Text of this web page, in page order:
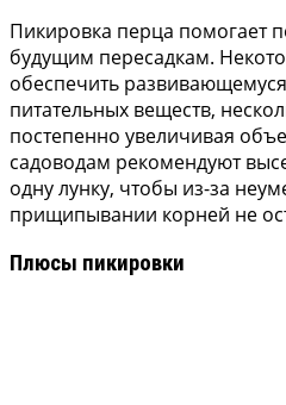
Пикировка перца помогает
будущим пересадкам.
обеспечить
питательных веществ,
постепенно увеличивая
садоводам рекомендуют
одну лунку, чтобы из-за
прищипывании корней не
Плюсы пикировки